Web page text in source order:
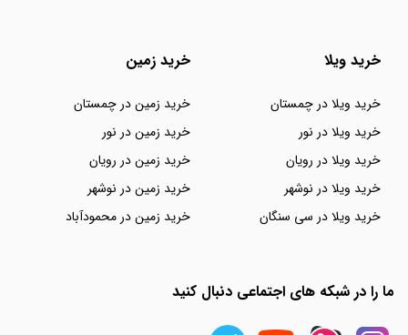
خرید ویلا
خرید ویلا در چمستان
خرید ویلا در نور
خرید ویلا در رویان
خرید ویلا در نوشهر
خرید ویلا در سی سنگان
خرید زمین
خرید زمین در چمستان
خرید زمین در نور
خرید زمین در رویان
خرید زمین در نوشهر
خرید زمین در محمودآباد
ما را در شبکه های اجتماعی دنبال کنید